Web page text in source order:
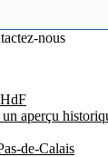
nous
aperçu
de-Calais